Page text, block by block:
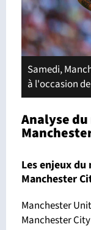
Samedi,
à l'occasion
Analyse
Les enjeux
Manchester
Manchester
Manchester